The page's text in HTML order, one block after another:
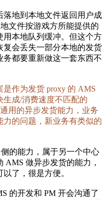
地到本地文件返回用户成
文件按游戏方所能提供的
用本地队列缓冲。但这个方
会丢失一部分本地的发货
都要重新做这一套东西不
作为发货 proxy 的 AMS
成/消费速度不匹配的
用的异步发货能力，业务
的问题，新业务有类似的
的能力，属于另一个中心
AMS 做异步发货的能力，
了，很是方便。
的开发和 PM 开会沟通了